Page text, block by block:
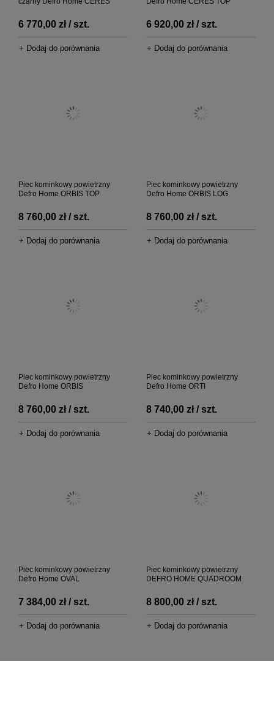
6 770,00 zł / szt.
+ Dodaj do porównania
6 920,00 zł / szt.
+ Dodaj do porównania
Piec kominkowy powietrzny
Defro Home ORBIS TOP
8 760,00 zł / szt.
+ Dodaj do porównania
Piec kominkowy powietrzny
Defro Home ORBIS LOG
8 760,00 zł / szt.
+ Dodaj do porównania
Piec kominkowy powietrzny
Defro Home ORBIS
8 760,00 zł / szt.
+ Dodaj do porównania
Piec kominkowy powietrzny
Defro Home ORTI
8 740,00 zł / szt.
+ Dodaj do porównania
Piec kominkowy powietrzny
Defro Home OVAL
7 384,00 zł / szt.
+ Dodaj do porównania
Piec kominkowy powietrzny
DEFRO HOME QUADROOM
8 800,00 zł / szt.
+ Dodaj do porównania